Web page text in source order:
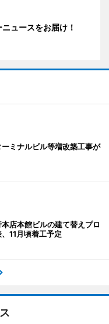
ュースをお届け！
ミナルビル等増改築工事が
店本館ビルの建て替えプロ
11月頃着工予定